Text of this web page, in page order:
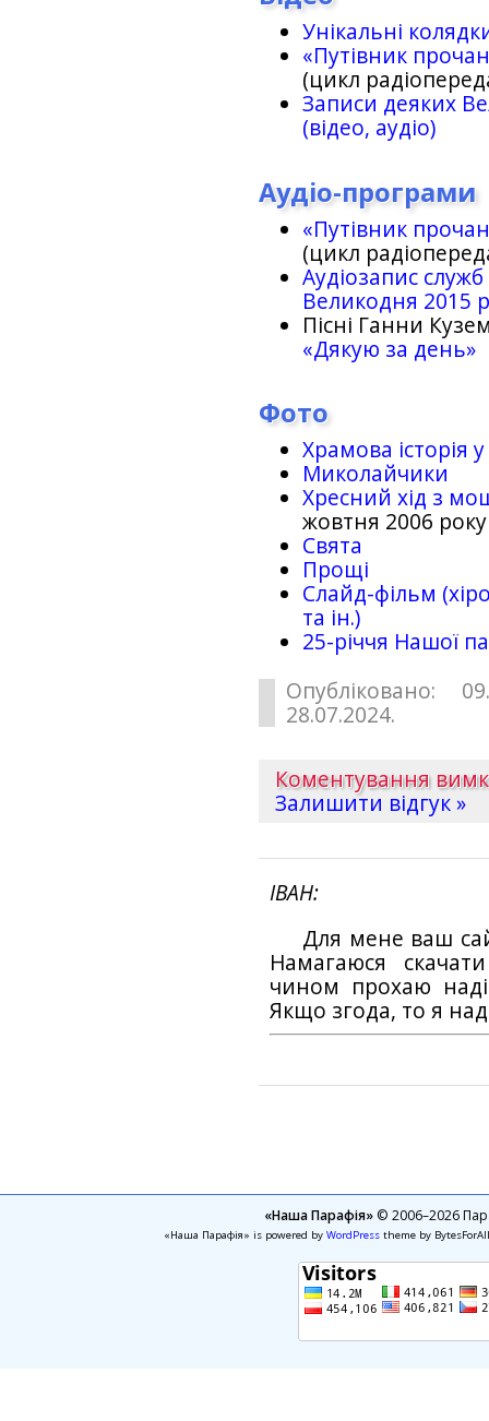
Унікальні
«Путівник
(цикл
Записи деяких
(відео, аудіо)
Аудіо-програми
«Путівник
(цикл
Аудіозапис
Великодня 2015
Пісні Ганни
«Дякую за день»
Фото
Храмова історія
Миколайчики
Хресний хід з
жовтня 2006 року
Свята
Прощі
Слайд-фільм
та ін.)
25-рiччя Нашої
Опубліковано:
28.07.2024.
Коментування
Залишити відгук »
ІВАН
Для мене ваш
Намагаюся
чином прохаю
Якщо згода, то я
«Наша Парафія»© 2006–2026
«Наша Парафія» is powered by WordPresstheme by